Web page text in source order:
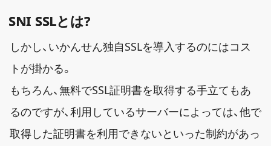
SNI SSLとは?
しかし、いかんせん独自SSLを導入するのにはコス
トが掛かる。
もちろん、無料でSSL証明書を取得する手立てもあ
るのですが、利用しているサーバーによっては、他で
取得した証明書を利用できないといった制約があっ